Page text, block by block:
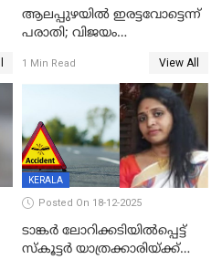
ആലപ്പുഴയിൽ ഇരട്ടവോട്ടെന്ന്
പരാതി; വിജയം
വാർഡിലെ എൽഡിഎഫ്
സ്ഥാനാർത്ഥി
1 Min Read View All
KERALA
Posted On 18-12-2025
ടാങ്കർ ലോറിക്കടിയിൽപ്പെട്ട്
സ്കൂട്ടർ യാത്രക്കാരിയ്ക്ക്